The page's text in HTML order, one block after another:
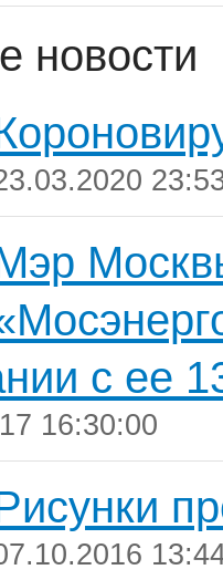
новости
с ее
16:30:00